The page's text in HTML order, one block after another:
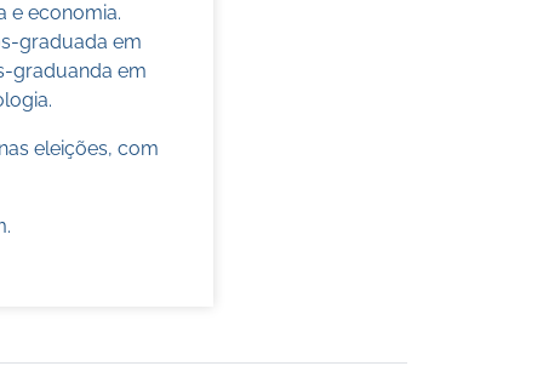
e economia.
graduada em
graduanda em
eleições, com
.